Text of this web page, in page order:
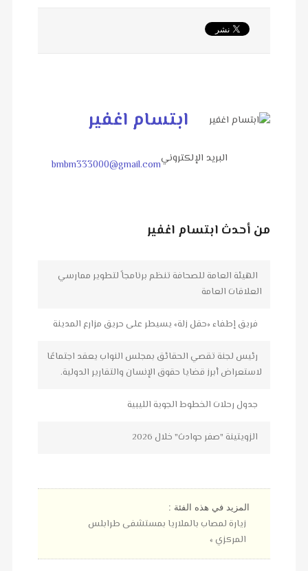
ابتسام اغفير
البريد الإلكترونيbmbm333000@gmail.com
من أحدث ابتسام اغفير
الهيئة العامة للصحافة تنظم برنامجاً لتطوير ممارسي
العلاقات العامة
فريق إطفاء «حقل زلة» يسيطر على حريق مزارع المدينة
رئيس لجنة تقصي الحقائق بمجلس النواب يعقد اجتماعًا
لاستعراض أبرز قضايا حقوق الإنسان والتقارير الدولية.
جدول رحلات الخطوط الجوية الليبية
الزويتينة "صفر حوادث" خلال 2026
المزيد في هذه الفئة :
زيارة لمصاب بالملاريا بمستشفى طرابلس
المركزي »